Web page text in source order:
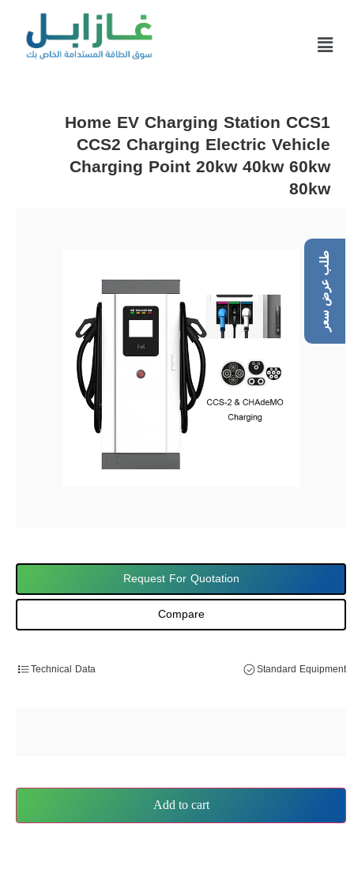
Home EV Charging Station CCS1
CCS2 Charging Electric Vehicle
Charging Point 20kw 40kw 60kw
80kw
Request For Quotation
Compare
Technical Data Standard Equipment
Add to cart
طلب عرض سعر